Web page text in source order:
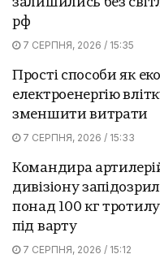
рф
7 СЕРПНЯ, 2026 / 15:35
Прості способи як
електроенергію
зменшити витрати
7 СЕРПНЯ, 2026 / 15:33
Командира
дивізіону
понад 100 кг
під варту
7 СЕРПНЯ, 2026 / 15:12